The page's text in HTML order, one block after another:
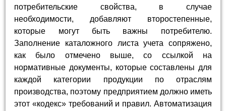
потребительские свойства, в случае
необходимости, добавляют второстепенные,
которые могут быть важны потребителю.
Заполнение каталожного листа учета сопряжено,
как было отмечено выше, со ссылкой на
нормативные документы, которые составлены для
каждой категории продукции по отраслям
производства, поэтому предприятием должно иметь
этот «кодекс» требований и правил. Автоматизация